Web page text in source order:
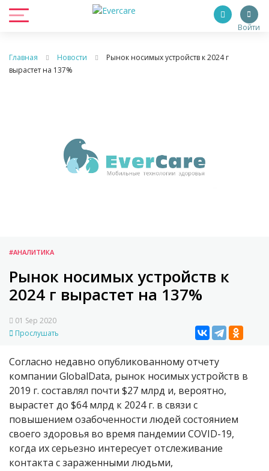
Войти
Главная Новости
Рынок носимых устройств к 2024 г
вырастет на 137%
#АНАЛИТИКА
Рынок носимых устройств к
2024 г вырастет на 137%
01 Sep 2020
Прослушать
Согласно недавно опубликованному отчету
компании GlobalData, рынок носимых устройств в
2019 г. составлял почти $27 млрд и, вероятно,
вырастет до $64 млрд к 2024 г. в связи с
повышением озабоченности людей состоянием
своего здоровья во время пандемии COVID-19,
когда их серьезно интересует отслеживание
контакта с зараженными людьми,